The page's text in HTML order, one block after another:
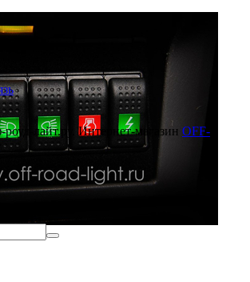
лайт.ру. Интернет-магазин OFF-